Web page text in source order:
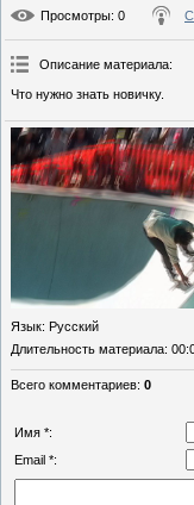
Просмотры: 0
Описание материала:
Что нужно знать новичку.
Язык: Русский
Длительность материала:
Всего комментариев: 0
Имя *:
Email *: